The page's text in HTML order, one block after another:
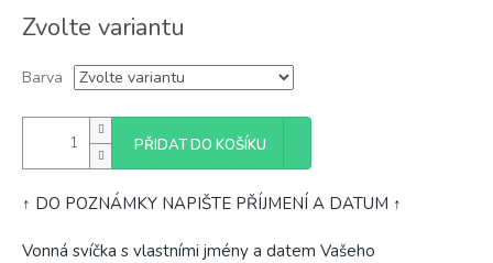
cena:
Zvolte variantu
Barva
PŘIDAT DO KOŠÍKU
↑ DO POZNÁMKY NAPIŠTE PŘÍJMENÍ A DATUM ↑
Vonná svíčka s vlastními jmény a datem Vašeho